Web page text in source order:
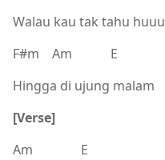
Walau kau tak tahu huuu
F#m Am E
Hingga di ujung malam
[Verse]
Am E